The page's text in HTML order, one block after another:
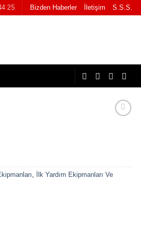
25 Bizden Haberler İletişim S.S.S.
,
İlk Yardım Ekipmanları Ve